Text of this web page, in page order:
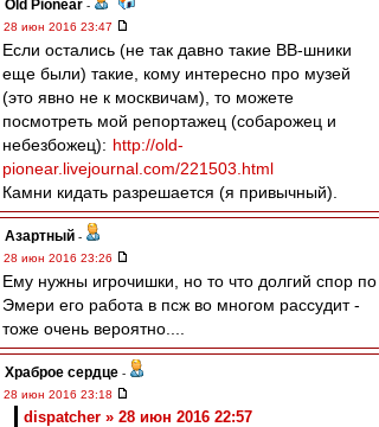
Old Pionear -
28 июн 2016 23:47
Если остались (не так давно такие ВВ-шники
еще были) такие, кому интересно про музей
(это явно не к москвичам), то можете
посмотреть мой репортажец (собарожец и
небезбожец): http://old-
pionear.livejournal.com/221503.html
Камни кидать разрешается (я привычный).
Азартный -
28 июн 2016 23:26
Ему нужны игрочишки, но то что долгий спор по
Эмери его работа в псж во многом рассудит -
тоже очень вероятно....
Храброе сердце -
28 июн 2016 23:18
dispatcher » 28 июн 2016 22:57